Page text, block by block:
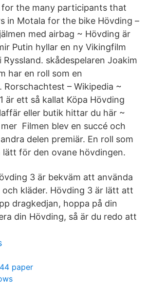
the many participants that
in Motala for the bike Hövding –
med airbag ~ Hövding är
Putin hyllar en ny Vikingfilm
Ryssland. skådespelaren Joakim
har en roll som en
Rorschachtest – Wikipedia ~
är ett så kallat Köpa Hövding
eller butik hittar du här ~
Filmen blev en succé och
delen premiär. En roll som
lätt för den ovane hövdingen.
3 är bekväm att använda
kläder. Hövding 3 är lätt att
dragkedjan, hoppa på din
din Hövding, så är du redo att
paper